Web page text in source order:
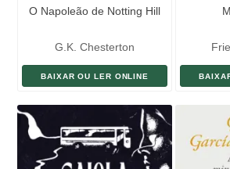
O Napoleão de Notting Hill
G.K. Chesterton
BAIXAR OU LER ONLINE